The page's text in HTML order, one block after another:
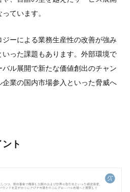
ています。
ーによる業務生産性の改善が強み
った課題もあります。外部環境で
ル展開で新たな価値創出のチャン
業の国内市場参入といった脅威へ
ト